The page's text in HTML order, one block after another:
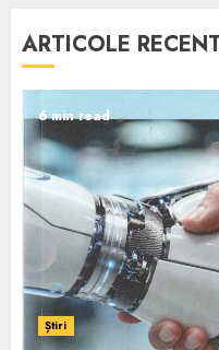
ARTICOLE
6 min read
Știri